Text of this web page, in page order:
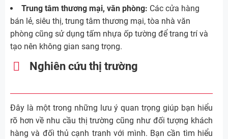
Trung tâm thương mại, văn phòng: Các cửa hàng
bán lẻ, siêu thị, trung tâm thương mại, tòa nhà văn
phòng cũng sử dụng tấm nhựa ốp tường để trang trí và
tạo nên không gian sang trọng.
Nghiên cứu thị trường
Đây là một trong những lưu ý quan trọng giúp bạn hiểu
rõ hơn về nhu cầu thị trường cũng như đối tượng khách
hàng và đối thủ cạnh tranh với mình. Bạn cần tìm hiểu